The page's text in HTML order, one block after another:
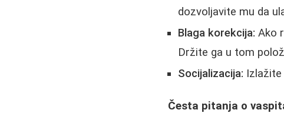
dozvoljavite mu da
Blaga korekcija: Ako
Držite ga u tom
Socijalizacija:
Česta pitanja o